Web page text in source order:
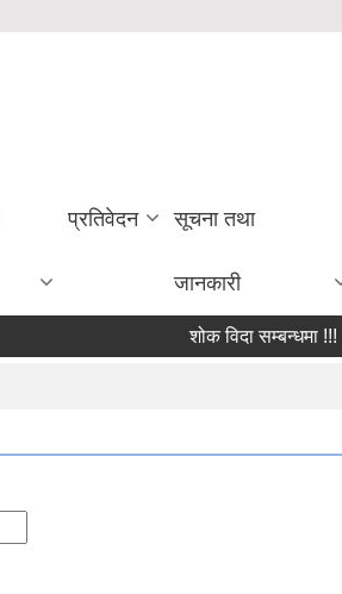
प्रतिवेदन सूचना तथा
जानकारी
शोक विदा सम्बन्धमा !!!